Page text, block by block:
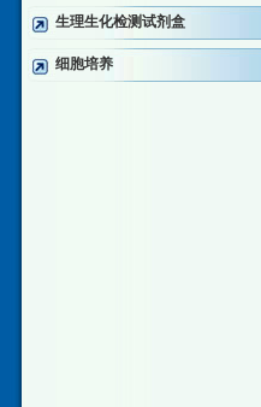
生理生化检测试剂盒
细胞培养